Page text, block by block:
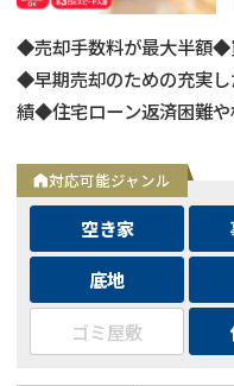
◆売却手数料が最大半額◆
◆早期売却のための充実
績◆住宅ローン返済困難
却も可能◆プロフェッシ
対応可能ジャンル
空き家
底地
ゴミ屋敷